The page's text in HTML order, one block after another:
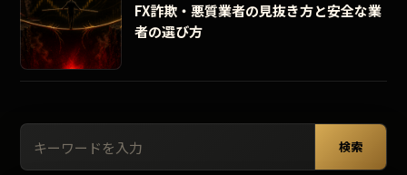
FX詐欺・悪質業者の見抜き方と安全な業
者の選び方
検索